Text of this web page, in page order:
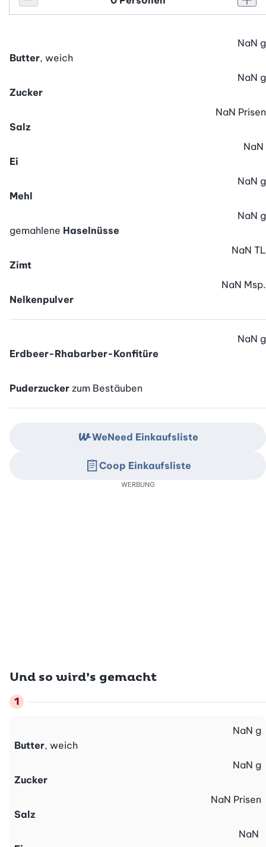
Personenanzahl verringern
Personenanzahl
Butter, weich
NaN g
Zucker
NaN g
Salz
NaN Prisen
Ei
NaN
Mehl
NaN g
gemahlene Haselnüsse
NaN g
Zimt
NaN TL
Nelkenpulver
NaN Msp.
Erdbeer-Rhabarber-Konfitüre
NaN g
Puderzucker zum Bestäuben
Und so wird’s gemacht
Butter, weich
NaN g
Zucker
NaN g
Salz
NaN Prisen
NaN
WeNeed Einkaufsliste
Coop Einkaufsliste
WERBUNG